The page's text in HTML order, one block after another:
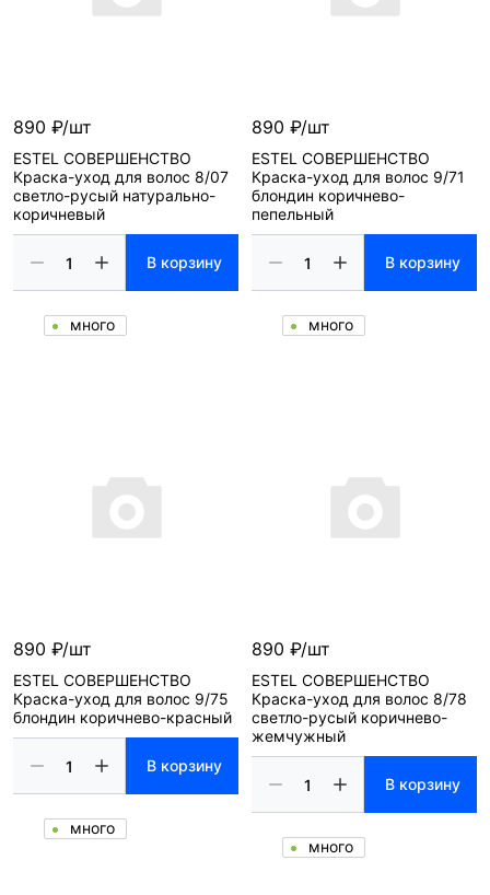
890 ₽/шт
ESTEL СОВЕРШЕНСТВО
Краска-уход для волос 8/07
светло-русый натурально-
коричневый
В корзину
много
890 ₽/шт
ESTEL СОВЕРШЕНСТВО
Краска-уход для волос 9/71
блондин коричнево-
пепельный
В корзину
много
890 ₽/шт
ESTEL СОВЕРШЕНСТВО
Краска-уход для волос 9/75
блондин коричнево-красный
В корзину
много
890 ₽/шт
ESTEL СОВЕРШЕНСТВО
Краска-уход для волос 8/78
светло-русый коричнево-
жемчужный
В корзину
много